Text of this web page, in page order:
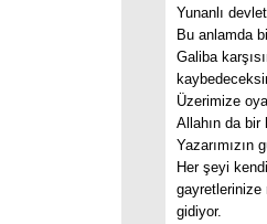
Yunanlı
Bu anlamda
Galiba
Üzerimize
Allahın da bir
Yazarımızın
Her şeyi
gayretlerinize
gidiyor.